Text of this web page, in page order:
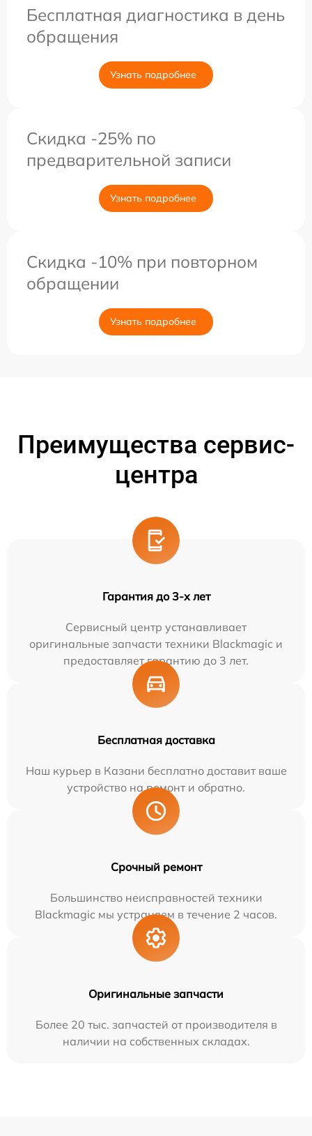
Бесплатная диагностика в день
обращения
Узнать подробнее
Скидка -25% по
предварительной записи
Узнать подробнее
Скидка -10% при повторном
обращении
Узнать подробнее
Преимущества сервис-
центра
Гарантия до 3-х лет
Сервисный центр устанавливает
оригинальные запчасти техники Blackmagic и
предоставляет гарантию до 3 лет.
Бесплатная доставка
Наш курьер в Казани бесплатно доставит ваше
устройство на ремонт и обратно.
Срочный ремонт
Большинство неисправностей техники
Blackmagic мы устраняем в течение 2 часов.
Оригинальные запчасти
Более 20 тыс. запчастей от производителя в
наличии на собственных складах.